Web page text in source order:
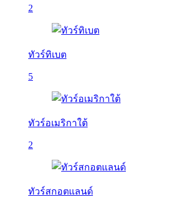
2
ทัวร์ทิเบต
5
ทัวร์อเมริกาใต้
2
ทัวร์สกอตแลนด์